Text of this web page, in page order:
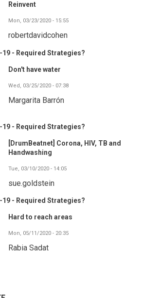
Reinvent
Mon, 03/23/2020 - 15:55
robertdavidcohen
19 - Required Strategies?
Don't have water
Wed, 03/25/2020 - 07:38
Margarita Barrón
19 - Required Strategies?
[DrumBeatnet] Corona, HIV, TB and
Handwashing
Tue, 03/10/2020 - 14:05
sue.goldstein
19 - Required Strategies?
Hard to reach areas
Mon, 05/11/2020 - 20:35
Rabia Sadat